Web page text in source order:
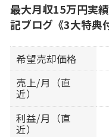
最大月収15万円実
記ブログ《3大特典
希望売却価格
売上/月（直
近）
利益/月（直
近）